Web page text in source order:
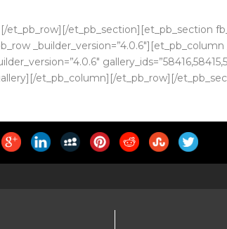
et_pb_section][et_pb_section
_builder_version=”4.0.6″][et_pb_column
et_pb_column][/et_pb_row][/